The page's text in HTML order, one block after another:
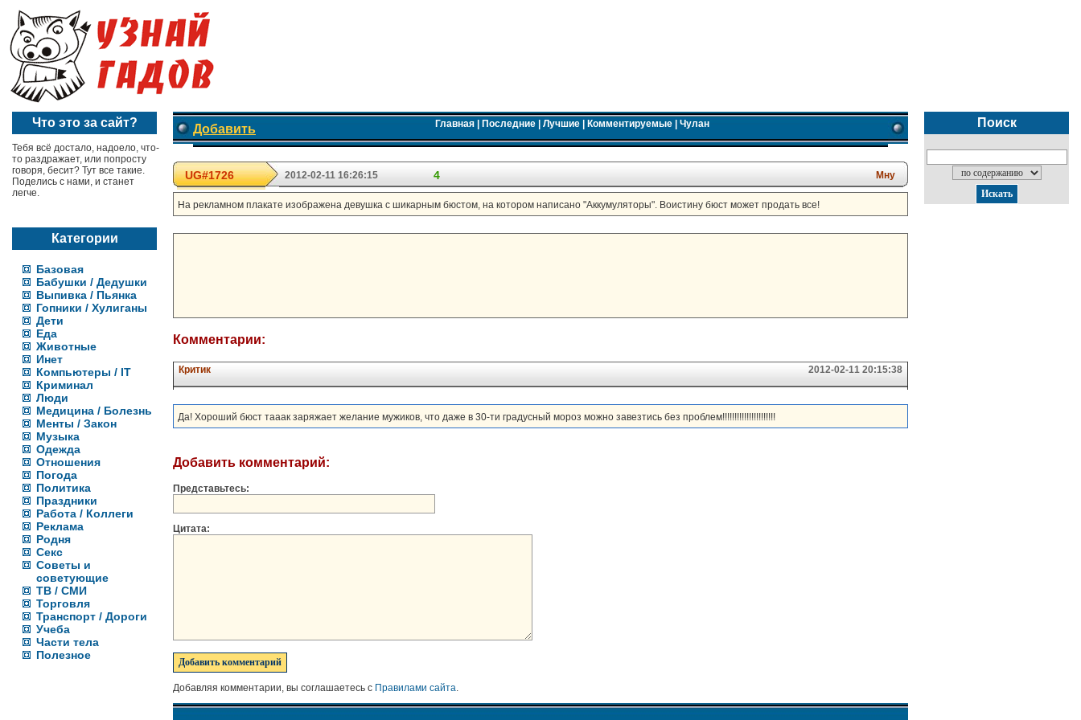
Что это за сайт?
Тебя всё достало, надоело, что-
то раздражает, или попросту
говоря, бесит? Тут все такие.
Поделись с нами, и станет
легче.
Категории
Базовая
Бабушки / Дедушки
Выпивка / Пьянка
Гопники / Хулиганы
Дети
Еда
Животные
Инет
Компьютеры / IT
Криминал
Люди
Медицина / Болезнь
Менты / Закон
Музыка
Одежда
Отношения
Погода
Политика
Праздники
Работа / Коллеги
Реклама
Родня
Секс
Советы и
советующие
ТВ / СМИ
Торговля
Транспорт / Дороги
Учеба
Части тела
Полезное
Добавить Главная| Последние| Лучшие| Комментируемые| Чулан
UG#1726 2012-02-11 16:26:15 4 Мну
На рекламном плакате изображена девушка с шикарным бюстом, на котором написано "Аккумуляторы". Воистину бюст может продать все!
Комментарии:
Критик 2012-02-11 20:15:38
Да! Хороший бюст тааак заряжает желание мужиков, что даже в 30-ти градусный мороз можно завезтись без проблем!!!!!!!!!!!!!!!!!!!!!!
Добавить комментарий:
Представьтесь:
Цитата:
Добавляя комментарии, вы соглашаетесь с Правилами сайта.
Поиск